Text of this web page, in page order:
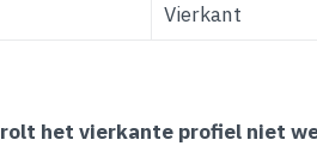
Vierkant
rolt het vierkante profiel niet